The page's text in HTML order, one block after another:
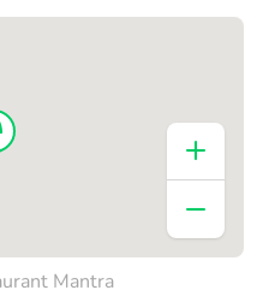
Mantra